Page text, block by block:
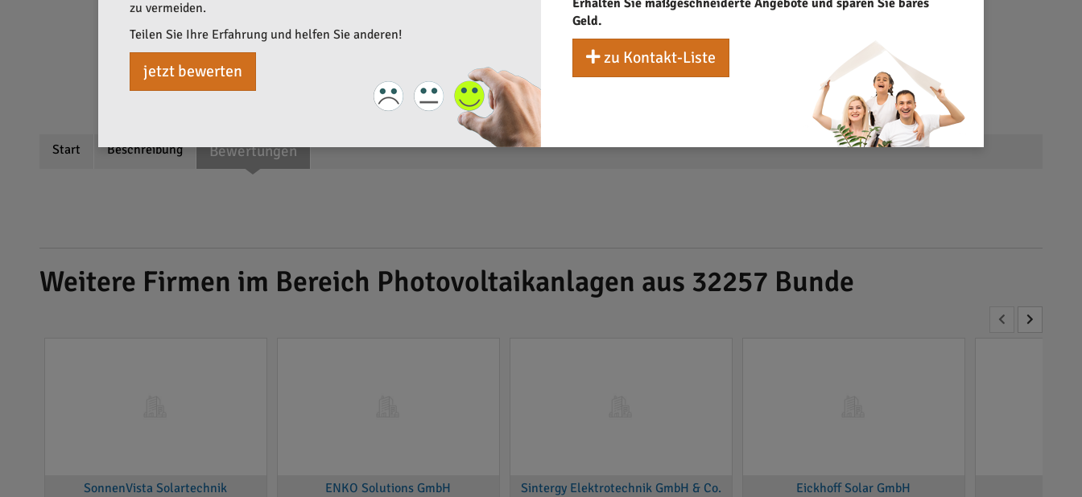
Start Beschreibung Bewertungen
Weitere Firmen im Bereich Photovoltaikanlagen aus 32257 Bunde
SonnenVista Solartechnik ENKO Solutions GmbH
Sintergy Elektrotechnik GmbH & Co.
Eickhoff Solar GmbH
zu vermeiden.
Teilen Sie Ihre Erfahrung und helfen Sie anderen!
jetzt bewerten
Geld.
zu Kontakt-Liste